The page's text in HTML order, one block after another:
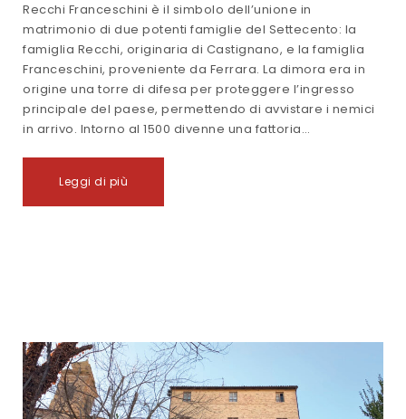
Recchi Franceschini è il simbolo dell’unione in
matrimonio di due potenti famiglie del Settecento: la
famiglia Recchi, originaria di Castignano, e la famiglia
Franceschini, proveniente da Ferrara. La dimora era in
origine una torre di difesa per proteggere l’ingresso
principale del paese, permettendo di avvistare i nemici
in arrivo. Intorno al 1500 divenne una fattoria…
Leggi di più